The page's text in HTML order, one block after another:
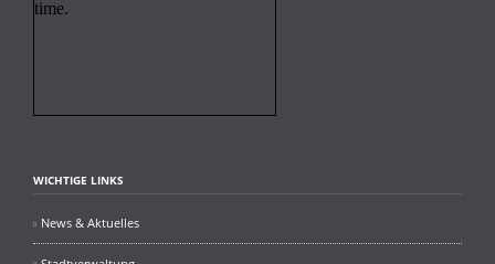
WICHTIGE LINKS
News & Aktuelles